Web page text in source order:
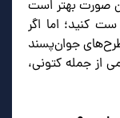
صورت بهتر است
کنید؛ اما اگر
جوان‌پسند
جمله کتونی،